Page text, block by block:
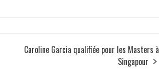
Caroline Garcia qualifiée pour les Masters à
Singapour